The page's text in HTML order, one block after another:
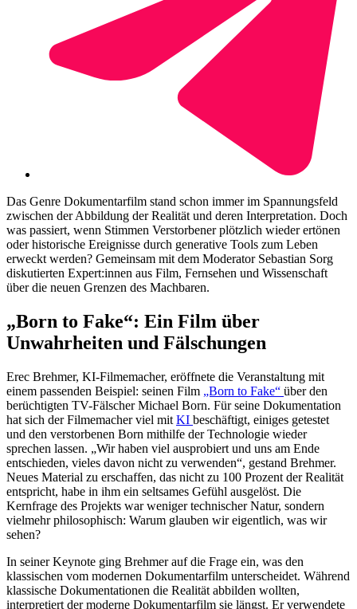
Das Genre Dokumentarfilm stand schon immer im Spannungsfeld
zwischen der Abbildung der Realität und deren Interpretation. Doch
was passiert, wenn Stimmen Verstorbener plötzlich wieder ertönen
oder historische Ereignisse durch generative Tools zum Leben
erweckt werden? Gemeinsam mit dem Moderator Sebastian Sorg
diskutierten Expert:innen aus Film, Fernsehen und Wissenschaft
über die neuen Grenzen des Machbaren.
„Born to Fake“: Ein Film über
Unwahrheiten und Fälschungen
Erec Brehmer, KI-Filmemacher, eröffnete die Veranstaltung mit
einem passenden Beispiel: seinen Film „Born to Fake“ über den
berüchtigten TV-Fälscher Michael Born. Für seine Dokumentation
hat sich der Filmemacher viel mit KI beschäftigt, einiges getestet
und den verstorbenen Born mithilfe der Technologie wieder
sprechen lassen. „Wir haben viel ausprobiert und uns am Ende
entschieden, vieles davon nicht zu verwenden“, gestand Brehmer.
Neues Material zu erschaffen, das nicht zu 100 Prozent der Realität
entspricht, habe in ihm ein seltsames Gefühl ausgelöst. Die
Kernfrage des Projekts war weniger technischer Natur, sondern
vielmehr philosophisch: Warum glauben wir eigentlich, was wir
sehen?
In seiner Keynote ging Brehmer auf die Frage ein, was den
klassischen vom modernen Dokumentarfilm unterscheidet. Während
klassische Dokumentationen die Realität abbilden wollten,
interpretiert der moderne Dokumentarfilm sie längst. Er verwendete